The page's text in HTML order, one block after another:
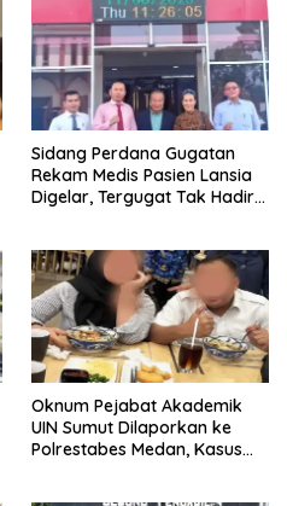
Sidang Perdana Gugatan
Rekam Medis Pasien Lansia
Digelar, Tergugat Tak Hadir
Oknum Pejabat Akademik
UIN Sumut Dilaporkan ke
Polrestabes Medan, Kasus